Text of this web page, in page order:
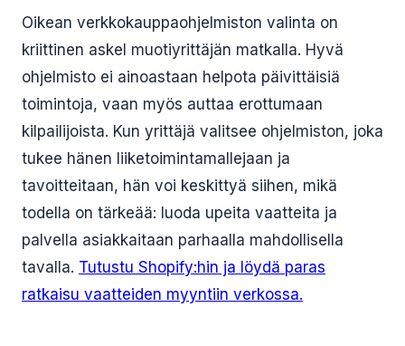
Oikean verkkokauppaohjelmiston valinta on
kriittinen askel muotiyrittäjän matkalla. Hyvä
ohjelmisto ei ainoastaan helpota päivittäisiä
toimintoja, vaan myös auttaa erottumaan
kilpailijoista. Kun yrittäjä valitsee ohjelmiston, joka
tukee hänen liiketoimintamallejaan ja
tavoitteitaan, hän voi keskittyä siihen, mikä
todella on tärkeää: luoda upeita vaatteita ja
palvella asiakkaitaan parhaalla mahdollisella
tavalla. Tutustu Shopify:hin ja löydä paras
ratkaisu vaatteiden myyntiin verkossa.